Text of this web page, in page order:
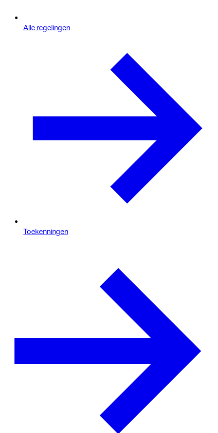
Alle regelingen
Toekenningen